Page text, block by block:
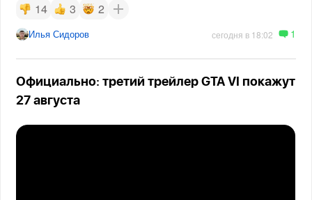
14 3 2
Илья Сидоров сегодня в 18:02 1
Официально: третий трейлер GTA VI покажут
27 августа